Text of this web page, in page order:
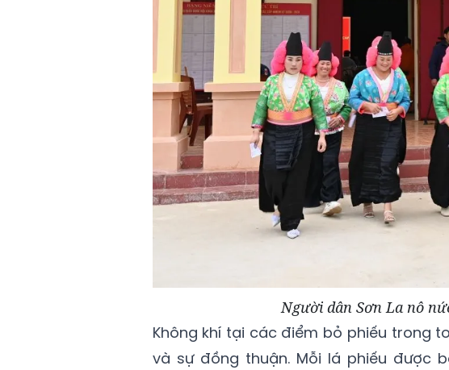
Người dân Sơn La nô
Không khí tại các điểm bỏ phiếu trong
và sự đồng thuận. Mỗi lá phiếu được